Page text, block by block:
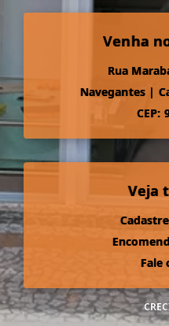
Venha
Rua
Navegantes |
CEP:
Veja
Fale